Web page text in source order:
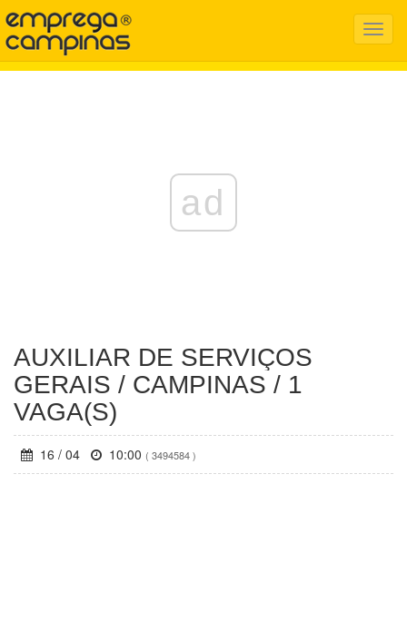
Menu
ad
AUXILIAR DE SERVIÇOS
GERAIS / CAMPINAS / 1
VAGA(S)
16 / 04 10:00 ( 3494584 )